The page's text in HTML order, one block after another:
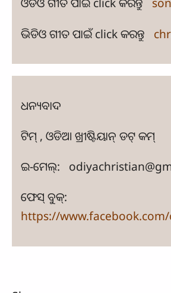
ଭିଡିଓ ଗୀତ ପାଇଁ click କରନ୍ତୁ
ଧନ୍ୟବାଦ
ଟିମ୍ , ଓଡିଆ ଖ୍ରୀଷ୍ଟିୟାନ୍ ଡଟ୍ କମ୍
ଇ-ମେଲ୍:
ଫେସ୍ ବୁକ୍:
https://